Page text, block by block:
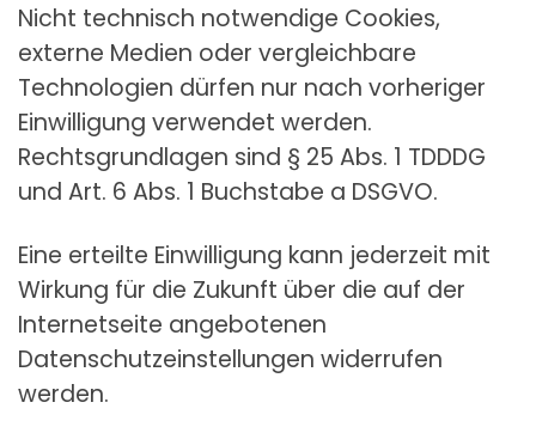
Nicht technisch notwendige Cookies,
externe Medien oder vergleichbare
Technologien dürfen nur nach vorheriger
Einwilligung verwendet werden.
Rechtsgrundlagen sind § 25 Abs. 1 TDDDG
und Art. 6 Abs. 1 Buchstabe a DSGVO.
Eine erteilte Einwilligung kann jederzeit mit
Wirkung für die Zukunft über die auf der
Internetseite angebotenen
Datenschutzeinstellungen widerrufen
werden.